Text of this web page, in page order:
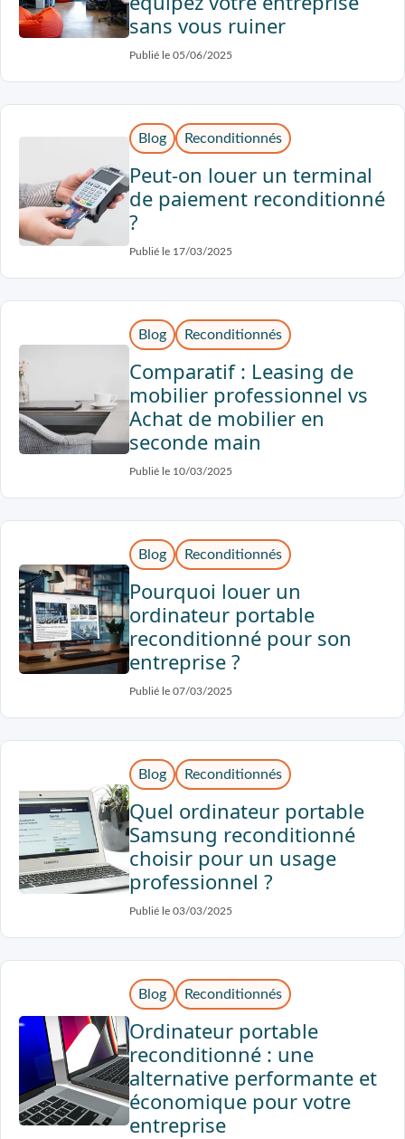
sans vous ruiner
Publié le 05/06/2025
Blog Reconditionnés
Peut-on louer un terminal
de paiement reconditionné
?
Publié le 17/03/2025
Blog Reconditionnés
Comparatif : Leasing de
mobilier professionnel vs
Achat de mobilier en
seconde main
Publié le 10/03/2025
Blog Reconditionnés
Pourquoi louer un
ordinateur portable
reconditionné pour son
entreprise ?
Publié le 07/03/2025
Blog Reconditionnés
Quel ordinateur portable
Samsung reconditionné
choisir pour un usage
professionnel ?
Publié le 03/03/2025
Blog Reconditionnés
Ordinateur portable
reconditionné : une
alternative performante et
économique pour votre
entreprise